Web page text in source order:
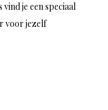
je een speciaal
voor jezelf